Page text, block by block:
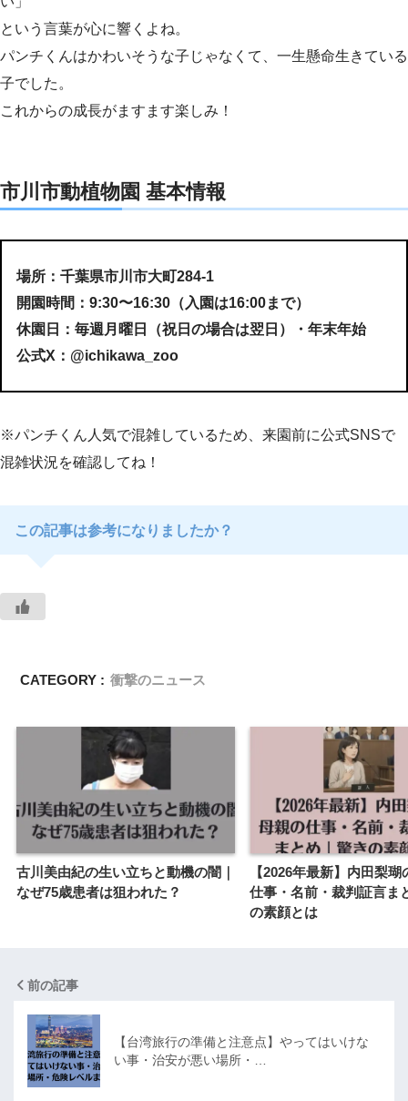
という言葉が心に響くよね。
パンチくんはかわいそうな子じゃなくて、一生懸命生きている
子でした。
これからの成長がますます楽しみ！
市川市動植物園 基本情報
場所：千葉県市川市大町284-1
開園時間：9:30〜16:30（入園は16:00まで）
休園日：毎週月曜日（祝日の場合は翌日）・年末年始
公式X：@ichikawa_zoo
※パンチくん人気で混雑しているため、来園前に公式SNSで
混雑状況を確認してね！
この記事は参考になりましたか？
CATEGORY : 衝撃のニュース
古川美由紀の生い立ちと動機の闇｜
なぜ75歳患者は狙われた？
【2026年最新】内田梨瑚
仕事・名前・裁判証言ま
の素顔とは
前の記事
【台湾旅行の準備と注意点】やってはいけな
い事・治安が悪い場所・…